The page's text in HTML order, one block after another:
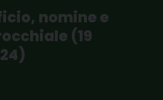
nomine e
(19